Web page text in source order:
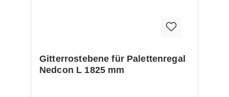
Gitterrostebene für Palettenregal
Nedcon L 1825 mm